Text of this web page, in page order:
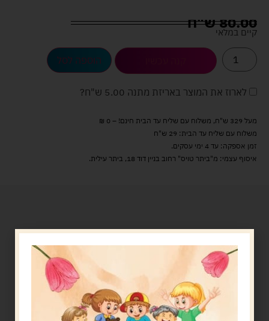
80.00ש"ח
קיים במלאי
הוספה לסל
לארוז את המוצר באריזת מתנה 5.00 ש"ח ?
מעל 329 ש"ח, משלוח עם שליח עד הבית חינם! – 0 ₪
משלוח עם שליח עד הבית: 29 ש"ח
זמן אספקה: עד 4 ימי עסקים.
איסוף עצמי: מ"ביתר טויס" רחוב בניין דוד 18, ביתר עילית.